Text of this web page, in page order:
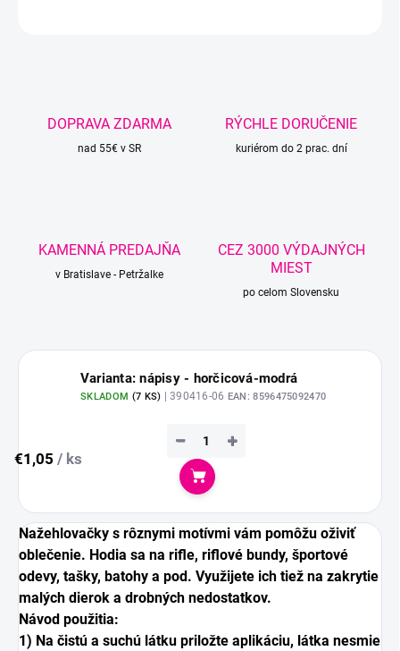
DOPRAVA ZDARMA
nad 55€ v SR
RÝCHLE DORUČENIE
kuriérom do 2 prac. dní
KAMENNÁ PREDAJŇA
v Bratislave - Petržalke
CEZ 3000 VÝDAJNÝCH
MIEST
po celom Slovensku
Varianta: nápisy - horčicová-modrá
SKLADOM (7 KS) | 390416-06 EAN: 8596475092470
€1,05 / ks
+
−
Do košíka
Nažehlovačky s rôznymi motívmi vám pomôžu oživiť
oblečenie. Hodia sa na rifle, riflové bundy, športové
odevy, tašky, batohy a pod. Využijete ich tiež na zakrytie
malých dierok a drobných nedostatkov.
Návod použitia:
1) Na čistú a suchú látku priložte aplikáciu, látka nesmie